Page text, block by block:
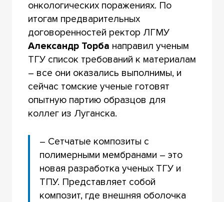
онкологических поражениях. По
итогам предварительных
договоренностей ректор ЛГМУ
Александр Торба направил ученым
ТГУ список требований к материалам
– все они оказались выполнимы, и
сейчас томские ученые готовят
опытную партию образцов для
коллег из Луганска.
– Сетчатые композиты с
полимерными мембранами – это
новая разработка ученых ТГУ и
ТПУ. Представляет собой
композит, где внешняя оболочка